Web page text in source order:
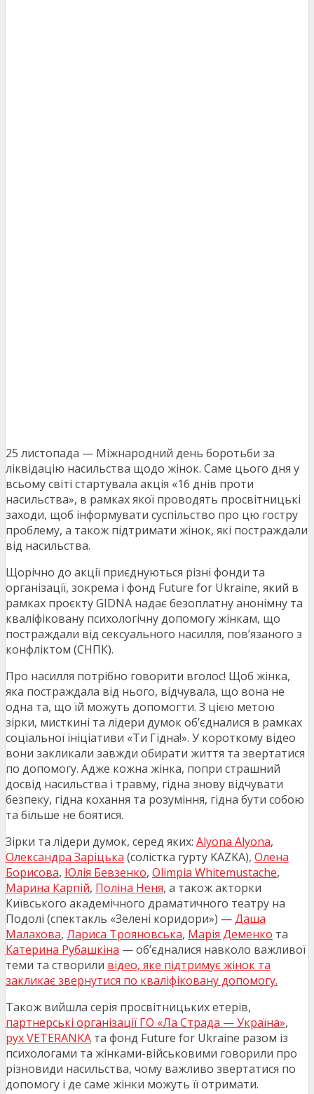
25 листопада — Міжнародний день боротьби за
ліквідацію насильства щодо жінок. Саме цього дня у
всьому світі стартувала акція «16 днів проти
насильства», в рамках якої проводять просвітницькі
заходи, щоб інформувати суспільство про цю гостру
проблему, а також підтримати жінок, які постраждали
від насильства.
Щорічно до акції приєднуються різні фонди та
організації, зокрема і фонд Future for Ukraine, який в
рамках проєкту GIDNA надає безоплатну анонімну та
кваліфіковану психологічну допомогу жінкам, що
постраждали від сексуального насилля, пов’язаного з
конфліктом (СНПК).
Про насилля потрібно говорити вголос! Щоб жінка,
яка постраждала від нього, відчувала, що вона не
одна та, що їй можуть допомогти. З цією метою
зірки, мисткині та лідери думок об’єдналися в рамках
соціальної ініціативи «Ти Гідна!». У короткому відео
вони закликали завжди обирати життя та звертатися
по допомогу. Адже кожна жінка, попри страшний
досвід насильства і травму, гідна знову відчувати
безпеку, гідна кохання та розуміння, гідна бути собою
та більше не боятися.
Зірки та лідери думок, серед яких: Alyona Alyona,
Олександра Заріцька (солістка гурту KAZKA), Олена
Борисова, Юлія Бевзенко, Olimpia Whitemustache,
Марина Карпій, Поліна Неня, а також акторки
Київського академічного драматичного театру на
Подолі (спектакль «Зелені коридори») —Даша
Малахова, Лариса Трояновська, Марія Деменко та
Катерина Рубашкіна — обʼєдналися навколо важливої
теми та створили відео, яке підтримує жінок та
закликає звернутися по кваліфіковану допомогу.
Також вийшла серія просвітницьких етерів,
партнерські організації ГО «Ла Страда — Україна»,
рух VETERANKA та фонд Future for Ukraine разом із
психологами та жінками-військовими говорили про
різновиди насильства, чому важливо звертатися по
допомогу і де саме жінки можуть її отримати.